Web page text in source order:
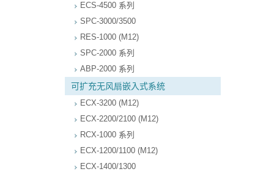
ECS-4500 系列
SPC-3000/3500
RES-1000 (M12)
SPC-2000 系列
ABP-2000 系列
可扩充无风扇嵌入式系统
ECX-3200 (M12)
ECX-2200/2100 (M12)
RCX-1000 系列
ECX-1200/1100 (M12)
ECX-1400/1300